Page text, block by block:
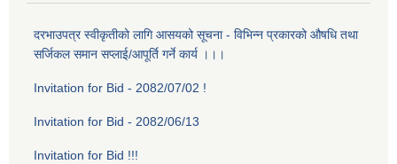
दरभाउपत्र स्वीकृतीको लागि आसयको सूचना - विभिन्न प्रकारको औषधि तथा
सर्जिकल समान सप्लाई/आपूर्ति गर्ने कार्य ।।।
Invitation for Bid - 2082/07/02 !
Invitation for Bid - 2082/06/13
Invitation for Bid !!!